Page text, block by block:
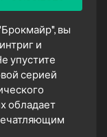
вы
и
упустите
серией
обладает